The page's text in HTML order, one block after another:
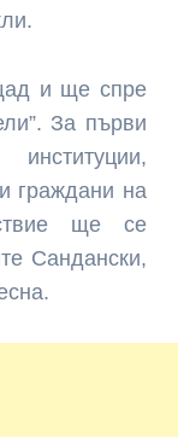
и ще спре
За първи
граждани на
ще се
Сандански,